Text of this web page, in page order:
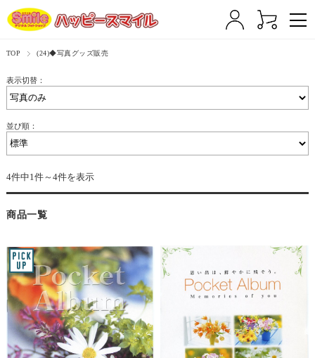
TOP (24)◆写真グッズ販売
表示切替：
並び順：
4件中1件～4件を表示
商品一覧